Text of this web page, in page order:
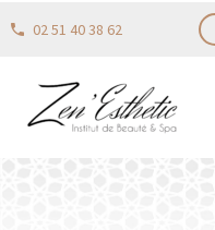
02 51 40 38 62